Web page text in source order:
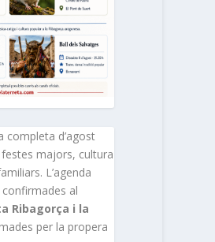
completa d’agost
majors, cultura
L’agenda
al
Ribagorça i la
per la propera